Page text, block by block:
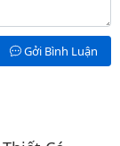
Gởi Bình Luận